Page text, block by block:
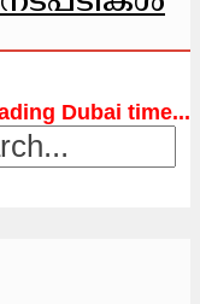
Dubai time...